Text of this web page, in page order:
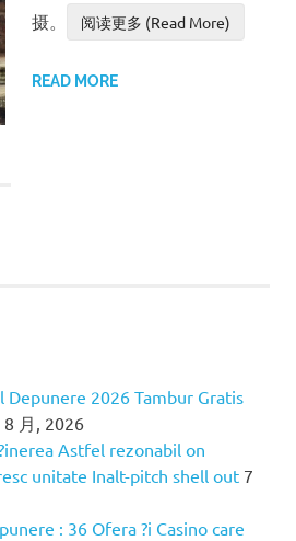
摄。
阅读更多 (Read More)
READ MORE
Depunere 2026 Tambur Gratis
8 月, 2026
Astfel rezonabil on
unitate Inalt-pitch shell out 7
: 36 Ofera ?i Casino care